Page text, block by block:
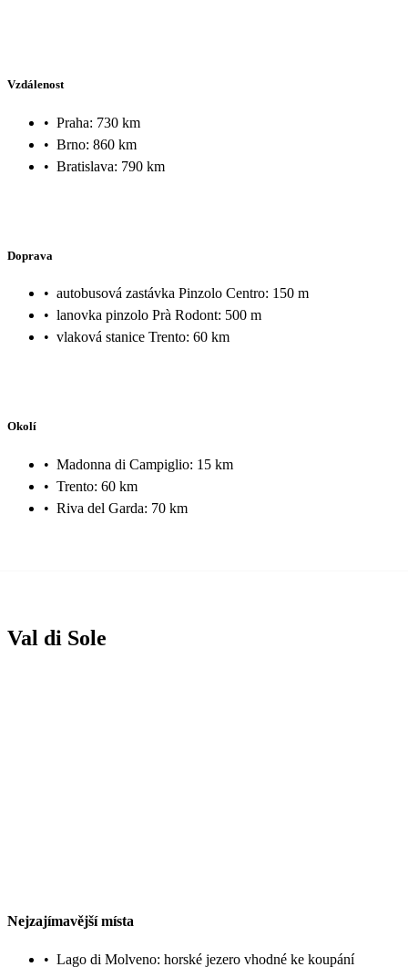
Vzdálenost
• Praha: 730 km
• Brno: 860 km
• Bratislava: 790 km
Doprava
• autobusová zastávka Pinzolo Centro: 150 m
• lanovka pinzolo Prà Rodont: 500 m
• vlaková stanice Trento: 60 km
Okolí
• Madonna di Campiglio: 15 km
• Trento: 60 km
• Riva del Garda: 70 km
Val di Sole
Nejzajímavější místa
• Lago di Molveno: horské jezero vhodné ke koupání